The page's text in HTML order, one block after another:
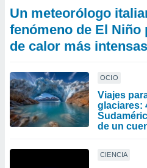
Un meteorólogo
fenómeno de El
de calor más
OCIO
Viajes
glaciares:
de un
CIENCIA